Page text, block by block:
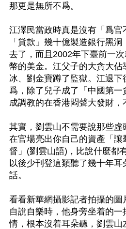
那更是無所不爲。
江澤民當政時真是沒有「爲官
「貸款」幾十億製造銀行黑
去了，而且2002年下臺前一
幣的美金。江父子的大貪大佔
冰、劉金寶蹲了監獄。江退下
爲，除了兒子成了「中國第
成調教的在香港悶聲大發財，
其實，劉雲山不需要說那些
在官場亮出你自己的資產「讓
督」(劉雲山語)，比說什麼都
以後少刊登這類聽了幾十年
話。
看看新華網攝影記者拍攝的圖
自說自樂時，他身旁坐着的
情，根本沒着耳朵聽，劉雲